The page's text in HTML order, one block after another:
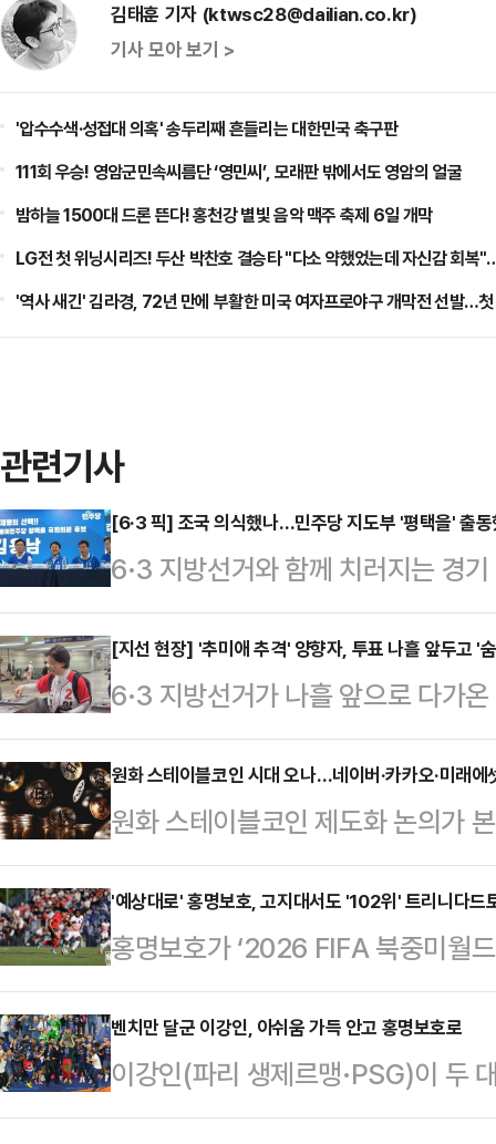
김태훈 기자 (ktwsc28@dailian.co.kr)
기사 모아 보기 >
'압수수색·성접대 의혹' 송두리째 흔들리는 대한민국 축구판
111회 우승! 영암군민속씨름단 ‘영민씨’, 모래판 밖에서도 영암의 얼굴
밤하늘 1500대 드론 뜬다! 홍천강 별빛 음악 맥주 축제 6일 개막
LG전 첫 위닝시리즈! 두산 박찬호 결승타 "다소 약했었는데 자신감 회복
'역사 새긴' 김라경, 72년 만에 부활한 미국 여자프로야구 개막전 선발…
관련기사
[6·3 픽] 조국 의식했나…민주당 지도부 '평택을' 출
6·3 지방선거와 함께 치러지는 경
든 가운데, 더불어민주당 지도부가
정작 김용남 후보 후원회장이자 당
서 일각에서는 그 배경을 둘러싼 해
본선거를 나흘 앞둔 30일, 민주당
본부장단회의를 열었다. 이날 회의
득구·황명선 최고위원, 한정애 정
들이 대거 참석했다. …
[지선 현장] '추미애 추격' 양향자, 투표 나흘 앞두고 '
6·3 지방선거가 나흘 앞으로 다가
사 후보를 추격 중인 양향자 국민의
를 이어갔다.30일 추미애 후보는 5
을 찾았지만 양향자 후보는 7곳에
보는 이날 오전 유세 일정 이동 과
시민들과 접촉면을 넓혔다. 수원역
중앙공원 유세 장소까지 전철로 이
후보는 지하철 안에서 시민…
원화 스테이블코인 시대 오나…네이버·카카오·미래
원화 스테이블코인 제도화 논의가
상자산 업계의 주도권 경쟁이 한층
면 미국과 유럽이 스테이블코인과
게 추진하는 가운데 국내 역시 올해
개될 것으로 전망된다.이준호 하나
로 스테이블코인과 RWA 시장이
리티 액트 제도화를 추진하고 있다
본법 논의가 재개되면서 원화 스…
'예상대로' 홍명보호, 고지대서도 '102위' 트리니다드
홍명보호가 ‘2026 FIFA 북중미월
트리니다드토바고전에서 예상대로
대한민국 축구 국가대표팀은 31일(
영대 사우스필드에서 펼쳐진 평가
성의 멀티골 등으로 5-0 대파했다.
벤치만 달군 이강인, 아쉬움 가득 안고 홍명보호로
이강인(파리 생제르맹·PSG)이 두
리그(UCL) 우승의 기쁨을 누렸지